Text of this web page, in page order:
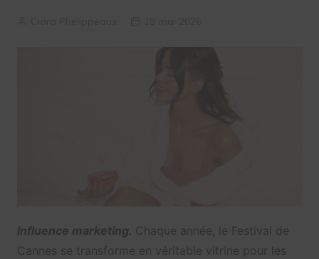
Influence marketing. Chaque année, le Festival de
Cannes se transforme en véritable vitrine pour les